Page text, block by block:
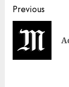
Previous